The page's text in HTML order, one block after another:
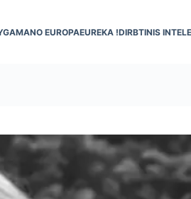
MANO EUROPAEUREKA !DIRBTINIS